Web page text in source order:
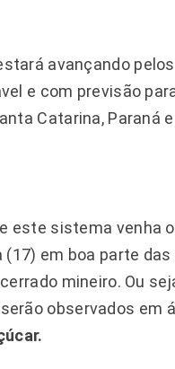
avançando
e com previsão
Catarina, Paraná
este sistema venha
em boa parte
mineiro. Ou
serão observados em